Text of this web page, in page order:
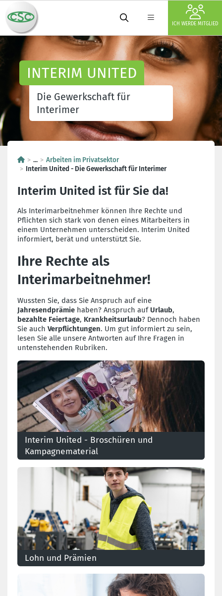
ICH WERDE MITGLIED
INTERIM UNITED
Die Gewerkschaft für
Interimer
...
Arbeiten im Privatsektor
Interim United - Die Gewerkschaft für Interimer
Interim United ist für Sie da!
Als Interimarbeitnehmer können Ihre Rechte und
Pflichten sich stark von denen eines Mitarbeiters in
einem Unternehmen unterscheiden. Interim United
informiert, berät und unterstützt Sie.
Ihre Rechte als
Interimarbeitnehmer!
Wussten Sie, dass Sie Anspruch auf eine
Jahresendprämie haben? Anspruch auf Urlaub,
bezahlte Feiertage, Krankheitsurlaub? Dennoch haben
Sie auch Verpflichtungen. Um gut informiert zu sein,
lesen Sie alle unsere Antworten auf Ihre Fragen in
untenstehenden Rubriken.
Interim United - Broschüren und
Kampagnematerial
Lohn und Prämien
Was ist mit Ihrem Lohn und den außergesetzlichen